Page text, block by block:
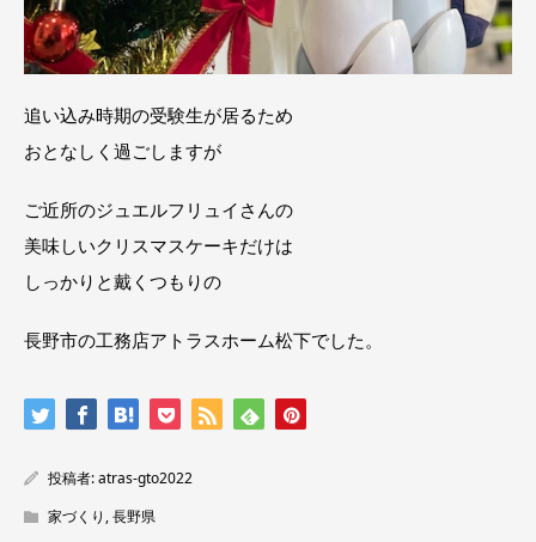
追い込み時期の受験生が居るため
おとなしく過ごしますが
ご近所のジュエルフリュイさんの
美味しいクリスマスケーキだけは
しっかりと戴くつもりの
長野市の工務店アトラスホーム松下でした。
投稿者:atras-gto2022
家づくり ,長野県